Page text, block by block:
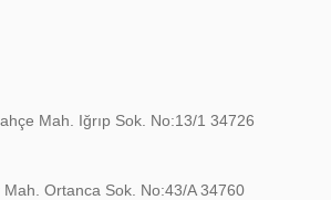
Mah. Iğrıp Sok. No:13/1 34726
Ortanca Sok. No:43/A 34760